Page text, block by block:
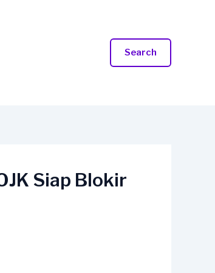
Search
Siap Blokir